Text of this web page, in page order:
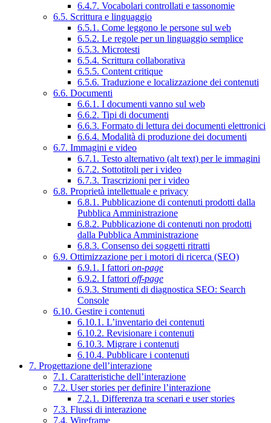
6.4.7. Vocabolari controllati e tassonomie
6.5. Scrittura e linguaggio
6.5.1. Come leggono le persone sul web
6.5.2. Le regole per un linguaggio semplice
6.5.3. Microtesti
6.5.4. Scrittura collaborativa
6.5.5. Content critique
6.5.6. Traduzione e localizzazione dei contenuti
6.6. Documenti
6.6.1. I documenti vanno sul web
6.6.2. Tipi di documenti
6.6.3. Formato di lettura dei documenti elettronici
6.6.4. Modalità di produzione dei documenti
6.7. Immagini e video
6.7.1. Testo alternativo (alt text) per le immagini
6.7.2. Sottotitoli per i video
6.7.3. Trascrizioni per i video
6.8. Proprietà intellettuale e privacy
6.8.1. Pubblicazione di contenuti prodotti dalla
Pubblica Amministrazione
6.8.2. Pubblicazione di contenuti non prodotti
dalla Pubblica Amministrazione
6.8.3. Consenso dei soggetti ritratti
6.9. Ottimizzazione per i motori di ricerca (SEO)
6.9.1. I fattori on-page
6.9.2. I fattori off-page
6.9.3. Strumenti di diagnostica SEO: Search
Console
6.10. Gestire i contenuti
6.10.1. L’inventario dei contenuti
6.10.2. Revisionare i contenuti
6.10.3. Migrare i contenuti
6.10.4. Pubblicare i contenuti
7. Progettazione dell’interazione
7.1. Caratteristiche dell’interazione
7.2. User stories per definire l’interazione
7.2.1. Differenza tra scenari e user stories
7.3. Flussi di interazione
7.4. Wireframe